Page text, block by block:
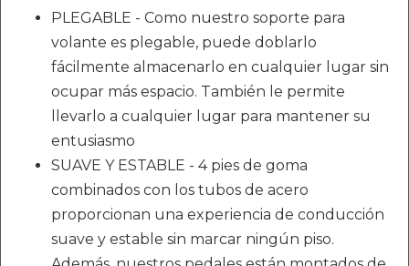
PLEGABLE - Como nuestro soporte para
volante es plegable, puede doblarlo
fácilmente almacenarlo en cualquier lugar sin
ocupar más espacio. También le permite
llevarlo a cualquier lugar para mantener su
entusiasmo
SUAVE Y ESTABLE - 4 pies de goma
combinados con los tubos de acero
proporcionan una experiencia de conducción
suave y estable sin marcar ningún piso.